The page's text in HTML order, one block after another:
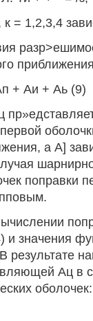
к = 1,2,3,4
+ Аи + Аь (9)
а А]
поправки
и значения
результате
Ац в